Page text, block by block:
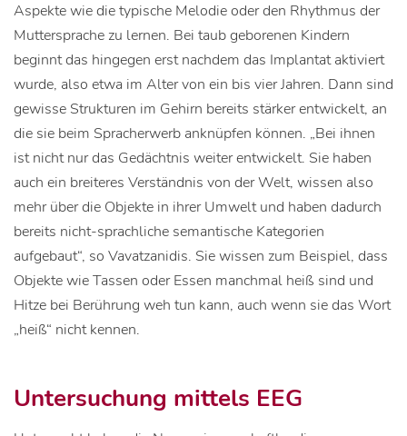
Aspekte wie die typische Melodie oder den Rhythmus der
Muttersprache zu lernen. Bei taub geborenen Kindern
beginnt das hingegen erst nachdem das Implantat aktiviert
wurde, also etwa im Alter von ein bis vier Jahren. Dann sind
gewisse Strukturen im Gehirn bereits stärker entwickelt, an
die sie beim Spracherwerb anknüpfen können. „Bei ihnen
ist nicht nur das Gedächtnis weiter entwickelt. Sie haben
auch ein breiteres Verständnis von der Welt, wissen also
mehr über die Objekte in ihrer Umwelt und haben dadurch
bereits nicht-sprachliche semantische Kategorien
aufgebaut“, so Vavatzanidis. Sie wissen zum Beispiel, dass
Objekte wie Tassen oder Essen manchmal heiß sind und
Hitze bei Berührung weh tun kann, auch wenn sie das Wort
„heiß“ nicht kennen.
Untersuchung mittels EEG